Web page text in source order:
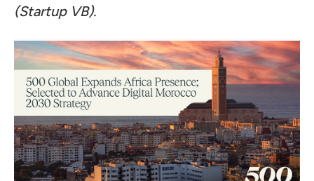
(Startup VB).